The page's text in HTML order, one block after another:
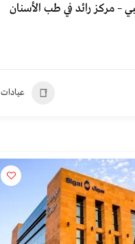
– مركز رائد في طب الأسنان
عيادات